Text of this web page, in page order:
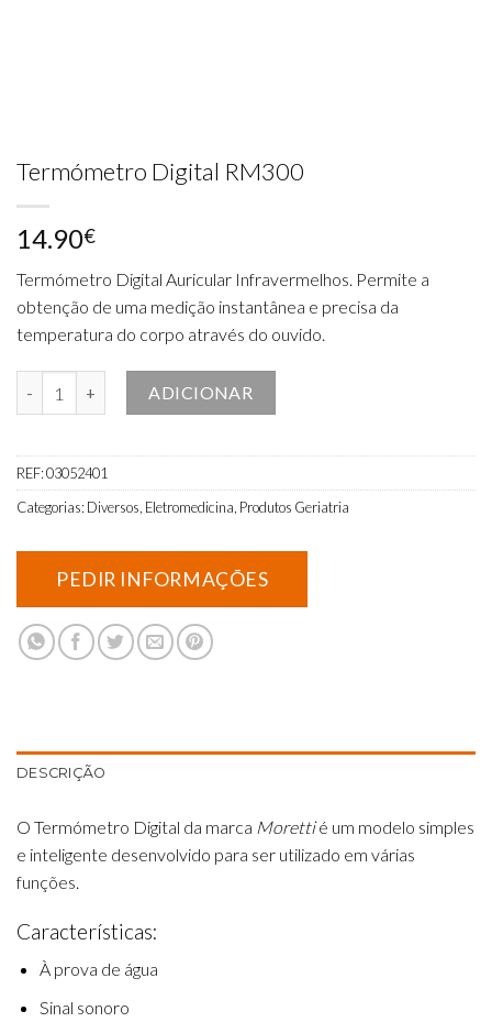
Termómetro Digital RM300
14.90€
Termómetro Digital Auricular Infravermelhos. Permite a
obtenção de uma medição instantânea e precisa da
temperatura do corpo através do ouvido.
ADICIONAR
REF:03052401
Categorias: Diversos Eletromedicina Produtos Geriatria
DESCRIÇÃO
O Termómetro Digital da marca Morettié um modelo simples
e inteligente desenvolvido para ser utilizado em várias
funções.
Características:
À prova de água
Sinal sonoro